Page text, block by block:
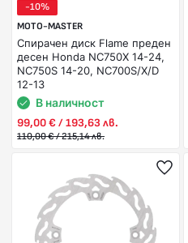
-10%
MOTO-MASTER
Спирачен диск Flame преден
десен Honda NC750X 14-24,
NC750S 14-20, NC700S/X/D
12-13
В наличност
99,00 € / 193,63 лв.
110,00 € / 215,14 лв.